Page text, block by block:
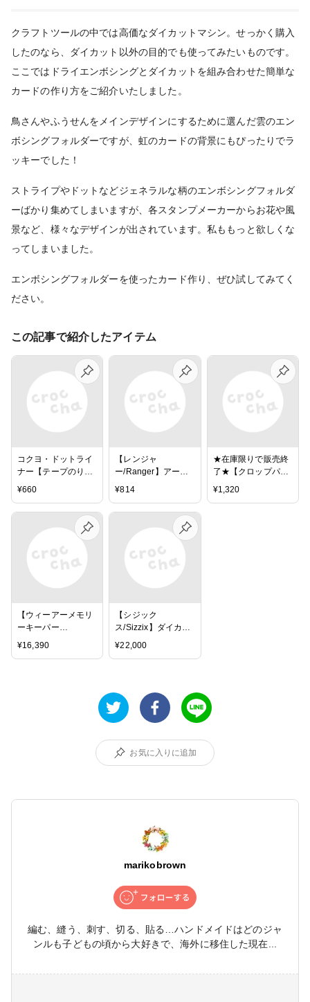
クラフトツールの中では高価なダイカットマシン。せっかく購入
したのなら、ダイカット以外の目的でも使ってみたいものです。
ここではドライエンボシングとダイカットを組み合わせた簡単な
カードの作り方をご紹介いたしました。
鳥さんやふうせんをメインデザインにするために選んだ雲のエン
ボシングフォルダーですが、虹のカードの背景にもぴったりでラ
ッキーでした！
ストライプやドットなどジェネラルな柄のエンボシングフォルダ
ーばかり集めてしまいますが、各スタンプメーカーからお花や風
景など、様々なデザインが出されています。私ももっと欲しくな
ってしまいました。
エンボシングフォルダーを使ったカード作り、ぜひ試してみてく
ださい。
この記事で紹介したアイテム
コクヨ・ドットライ
ナー【テープのり】
¥660
【レンジャ
ー/Ranger】アーカ
¥814
★在庫限りで販売終
了★【クロップパー
アクリルブロック-２
¥1,320
【ウィーアーメモリ
ーキーパー
ス/WRMK】ダイカッ
トマシン -
¥16,390
【シジック
ス/Sizzix】ダイカッ
トマシン-フォルダウ
ェイ スターターキ
¥22,000
お気に入りに追加
marikobrown
編む、縫う、刺す、切る、貼る…ハンドメイドはどのジャ
ンルも子どもの頃から大好きで、海外に移住した現在...